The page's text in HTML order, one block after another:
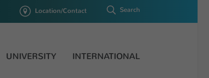
Location/Contact Search
UNIVERSITY INTERNATIONAL